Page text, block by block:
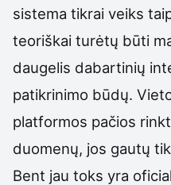
sistema tikrai veiks
teoriškai turėtų būti
daugelis dabartinių
patikrinimo būdų.
platformos pačios
duomenų, jos gautų
Bent jau toks yra